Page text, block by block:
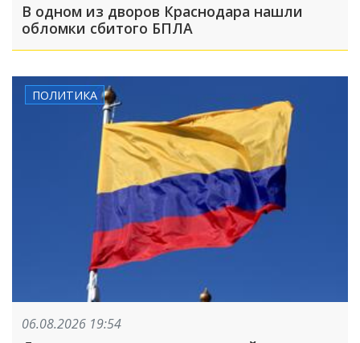
В одном из дворов Краснодара нашли
обломки сбитого БПЛА
ПОЛИТИКА
06.08.2026 19:54